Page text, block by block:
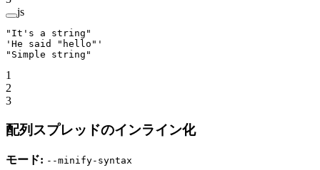
js
"It's a string"
'He said "hello"'
"Simple string"
1
2
3
配列スプレッドのインライン化
モード: --minify-syntax